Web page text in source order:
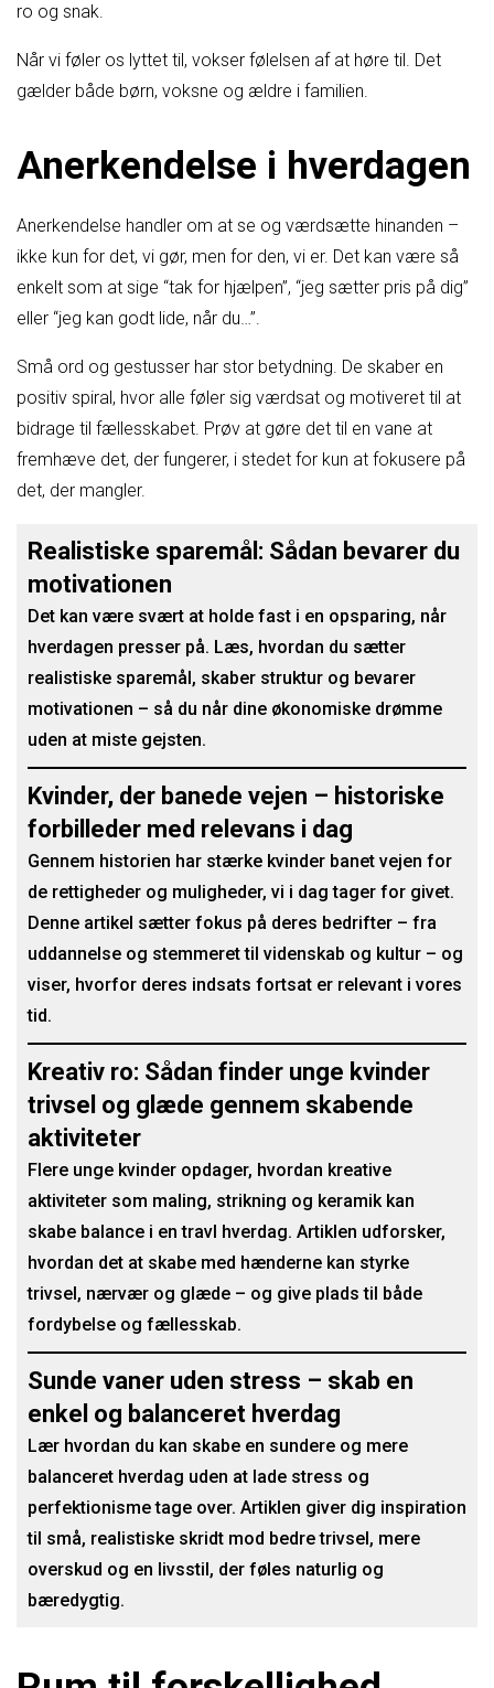
ro og snak.
Når vi føler os lyttet til, vokser følelsen af at høre til. Det
gælder både børn, voksne og ældre i familien.
Anerkendelse i hverdagen
Anerkendelse handler om at se og værdsætte hinanden –
ikke kun for det, vi gør, men for den, vi er. Det kan være så
enkelt som at sige “tak for hjælpen”, “jeg sætter pris på dig”
eller “jeg kan godt lide, når du…”.
Små ord og gestusser har stor betydning. De skaber en
positiv spiral, hvor alle føler sig værdsat og motiveret til at
bidrage til fællesskabet. Prøv at gøre det til en vane at
fremhæve det, der fungerer, i stedet for kun at fokusere på
det, der mangler.
Realistiske sparemål: Sådan bevarer du
motivationen
Det kan være svært at holde fast i en opsparing, når
hverdagen presser på. Læs, hvordan du sætter
realistiske sparemål, skaber struktur og bevarer
motivationen – så du når dine økonomiske drømme
uden at miste gejsten.
Kvinder, der banede vejen – historiske
forbilleder med relevans i dag
Gennem historien har stærke kvinder banet vejen for
de rettigheder og muligheder, vi i dag tager for givet.
Denne artikel sætter fokus på deres bedrifter – fra
uddannelse og stemmeret til videnskab og kultur – og
viser, hvorfor deres indsats fortsat er relevant i vores
tid.
Kreativ ro: Sådan finder unge kvinder
trivsel og glæde gennem skabende
aktiviteter
Flere unge kvinder opdager, hvordan kreative
aktiviteter som maling, strikning og keramik kan
skabe balance i en travl hverdag. Artiklen udforsker,
hvordan det at skabe med hænderne kan styrke
trivsel, nærvær og glæde – og give plads til både
fordybelse og fællesskab.
Sunde vaner uden stress – skab en
enkel og balanceret hverdag
Lær hvordan du kan skabe en sundere og mere
balanceret hverdag uden at lade stress og
perfektionisme tage over. Artiklen giver dig inspiration
til små, realistiske skridt mod bedre trivsel, mere
overskud og en livsstil, der føles naturlig og
bæredygtig.